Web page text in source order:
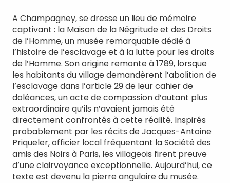
A Champagney, se dresse un lieu de mémoire
captivant : la Maison de la Négritude et des Droits
de l’Homme, un musée remarquable dédié à
l’histoire de l’esclavage et à la lutte pour les droits
de l’Homme. Son origine remonte à 1789, lorsque
les habitants du village demandèrent l’abolition de
l’esclavage dans l’article 29 de leur cahier de
doléances, un acte de compassion d’autant plus
extraordinaire qu’ils n’avaient jamais été
directement confrontés à cette réalité. Inspirés
probablement par les récits de Jacques-Antoine
Priqueler, officier local fréquentant la Société des
amis des Noirs à Paris, les villageois firent preuve
d’une clairvoyance exceptionnelle. Aujourd’hui, ce
texte est devenu la pierre angulaire du musée.